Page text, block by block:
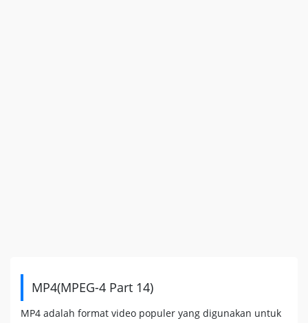
MP4(MPEG-4 Part 14)
MP4 adalah format video populer yang digunakan untuk